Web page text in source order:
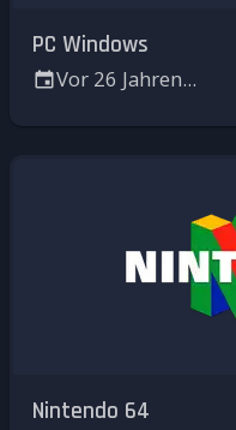
PC Windows
Vor 26 Jahren...
Nintendo 64